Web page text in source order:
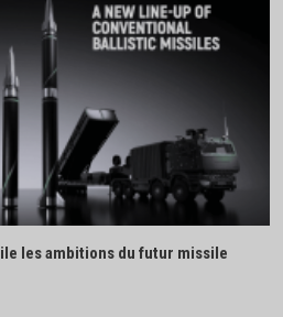
les ambitions du futur missile